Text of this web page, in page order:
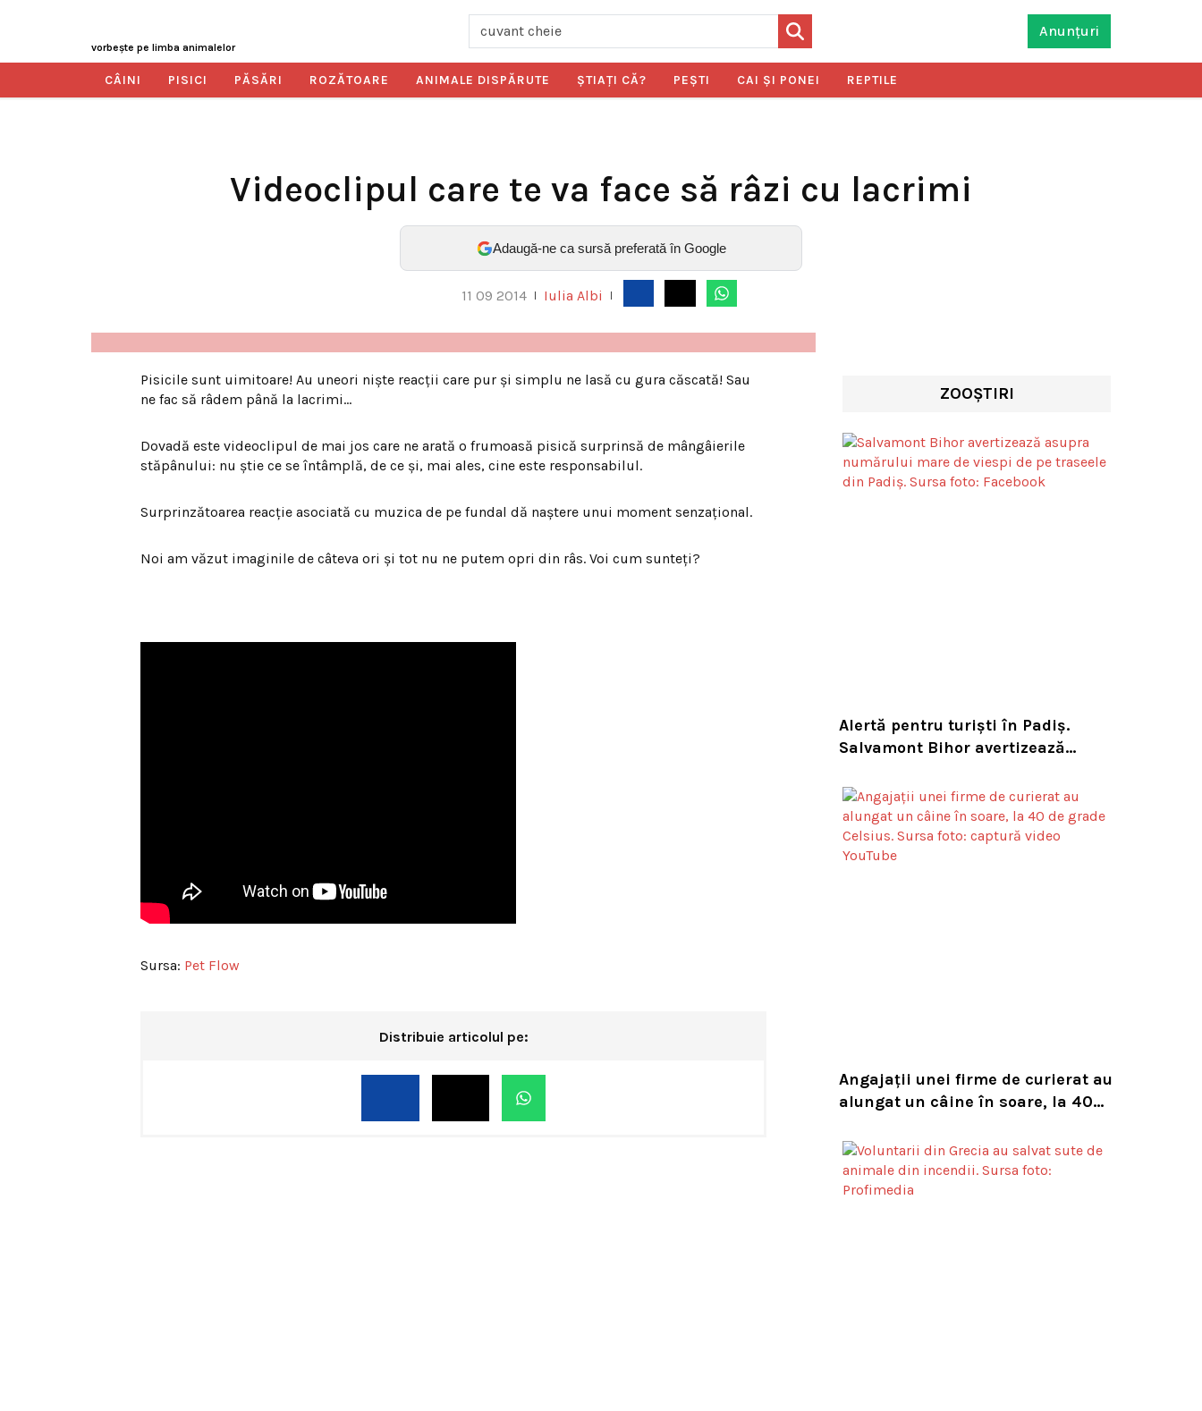
vorbeşte pe limba animalelor
Anunțuri
CÂINI PISICI PĂSĂRI ROZĂTOARE ANIMALE DISPĂRUTE ŞTIAŢI CĂ? PEŞTI CAI ŞI PONEI REPTILE
Videoclipul care te va face să râzi cu lacrimi
Adaugă-ne ca sursă preferată în Google
11 09 2014 Iulia Albi
Pisicile sunt uimitoare! Au uneori nişte reacţii care pur şi simplu ne lasă cu gura căscată! Sau
ne fac să râdem până la lacrimi…
Dovadă este videoclipul de mai jos care ne arată o frumoasă pisică surprinsă de mângâierile
stăpânului: nu ştie ce se întâmplă, de ce şi, mai ales, cine este responsabilul.
Surprinzătoarea reacţie asociată cu muzica de pe fundal dă naştere unui moment senzaţional.
Noi am văzut imaginile de câteva ori şi tot nu ne putem opri din râs. Voi cum sunteţi?
Sursa: Pet Flow
Distribuie articolul pe:
ZOOȘTIRI
Alertă pentru turiști în Padiș.
Salvamont Bihor avertizează
de pe trasee
Angajații unei firme de curierat au
alungat un câine în soare, la 40
concediat și caută acum animalul